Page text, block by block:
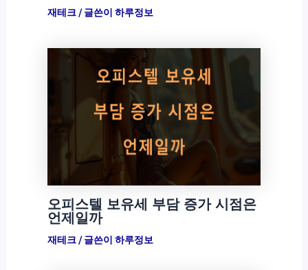
재테크/ 글쓴이 하루정보
오피스텔 보유세 부담 증가 시점은
언제일까
재테크/ 글쓴이 하루정보